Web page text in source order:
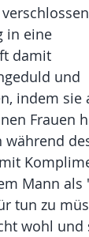
in eine
damit
und
indem sie
Frauen
Mann
tun zu
wohl und